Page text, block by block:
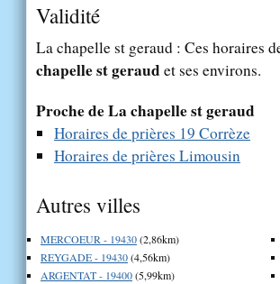
Validité
La chapelle st geraud : Ces horaires
chapelle st geraudet ses environs.
Proche de La chapelle st geraud
Horaires de prières 19 Corrèze
Horaires de prières Limousin
Autres villes
MERCOEUR - 19430(2,86km)
REYGADE - 19430(4,56km)
ARGENTAT - 19400(5,99km)